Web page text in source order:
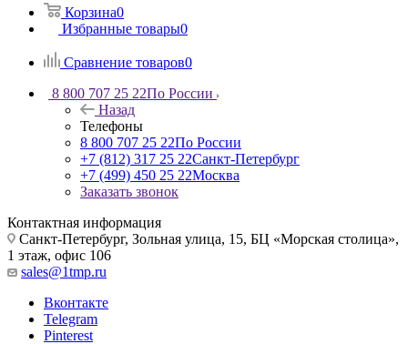
Корзина0
Избранные товары0
Сравнение товаров0
8 800 707 25 22По России
Назад
Телефоны
8 800 707 25 22По России
+7 (812) 317 25 22Санкт-Петербург
+7 (499) 450 25 22Москва
Заказать звонок
Контактная информация
Санкт-Петербург, Зольная улица, 15, БЦ «Морская столица»,
1 этаж, офис 106
sales@1tmp.ru
Вконтакте
Telegram
Pinterest